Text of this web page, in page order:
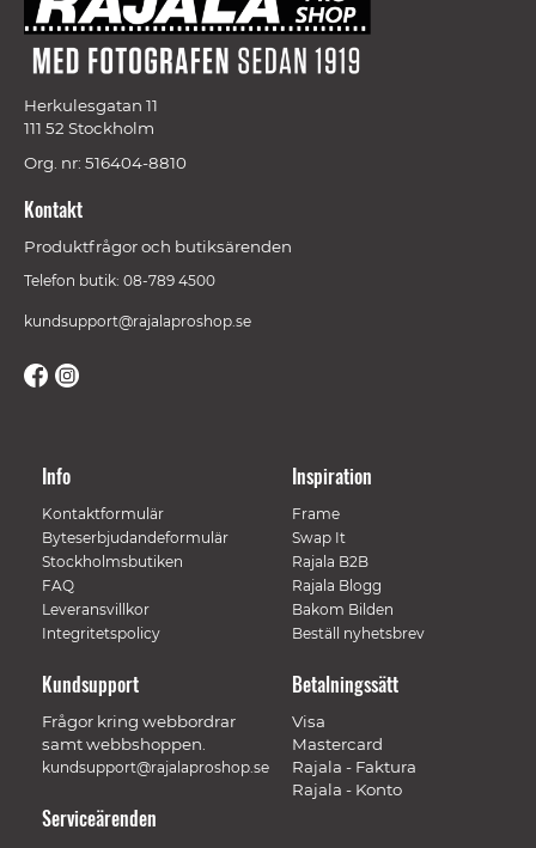
Herkulesgatan 11
111 52 Stockholm
Org. nr: 516404-8810
Kontakt
Produktfrågor och butiksärenden
Telefon butik: 08-789 4500
kundsupport@rajalaproshop.se
Info
Kontaktformulär
Byteserbjudandeformulär
Stockholmsbutiken
FAQ
Leveransvillkor
Integritetspolicy
Inspiration
Frame
Swap It
Rajala B2B
Rajala Blogg
Bakom Bilden
Beställ nyhetsbrev
Betalningssätt
Visa
Mastercard
Rajala - Faktura
Rajala - Konto
Kundsupport
Frågor kring webbordrar
samt webbshoppen.
kundsupport@rajalaproshop.se
Serviceärenden